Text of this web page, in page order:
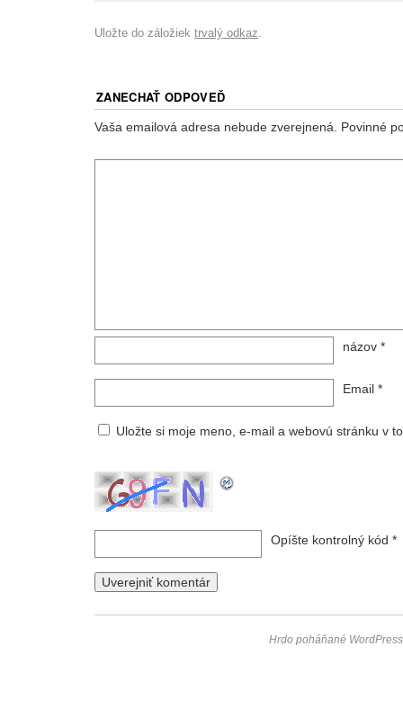
Uložte do záložiek trvalý odkaz
ZANECHAŤ ODPOVEĎ
Vaša emailová adresa nebude zverejnená. Povinné
názov *
Email *
Uložte si moje meno, e-mail a webovú stránku v
Opíšte kontrolný kód *
Hrdo poháňané